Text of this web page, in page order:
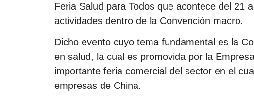
Feria Salud para Todos que acontece del 21
actividades dentro de la Convención macro.
Dicho evento cuyo tema fundamental es la
en salud, la cual es promovida por la
importante feria comercial del sector en el
empresas de China.